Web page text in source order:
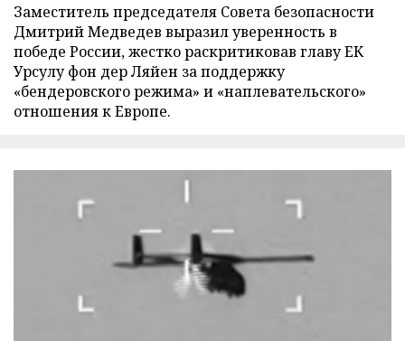
Заместитель председателя Совета безопасности
Дмитрий Медведев выразил уверенность в
победе России, жестко раскритиковав главу ЕК
Урсулу фон дер Ляйен за поддержку
«бендеровского режима» и «наплевательского»
отношения к Европе.